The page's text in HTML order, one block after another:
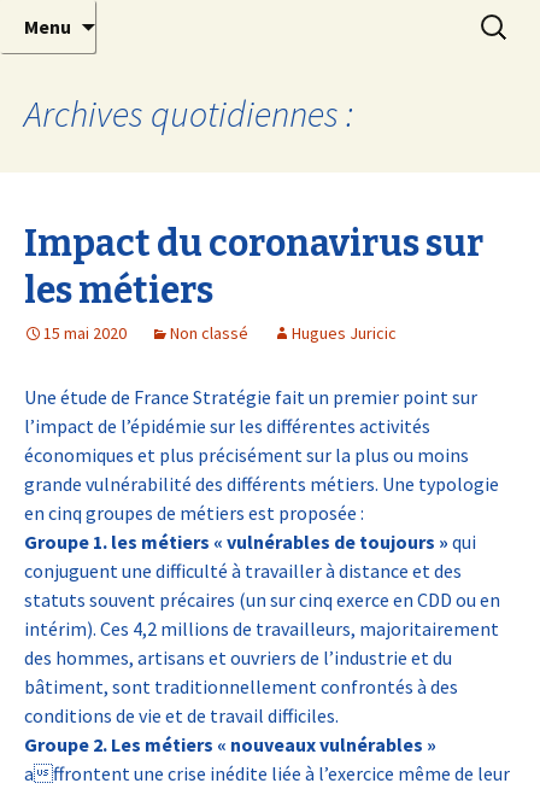
Pollen Conseil
Etudes, prospectives, évaluations et aide à la
décision
Menu
principal
Archives quotidiennes :
Impact du coronavirus sur
les métiers
15 mai 2020 Non classé Hugues Juricic
Une étude de France Stratégie fait un premier point sur
l’impact de l’épidémie sur les différentes activités
économiques et plus précisément sur la plus ou moins
grande vulnérabilité des différents métiers. Une typologie
en cinq groupes de métiers est proposée :
Groupe 1. les métiers « vulnérables de toujours » qui
conjuguent une difficulté à travailler à distance et des
statuts souvent précaires (un sur cinq exerce en CDD ou en
intérim). Ces 4,2 millions de travailleurs, majoritairement
des hommes, artisans et ouvriers de l’industrie et du
bâtiment, sont traditionnellement confrontés à des
conditions de vie et de travail difficiles.
Groupe 2. Les métiers « nouveaux vulnérables »
affrontent une crise inédite liée à l’exercice même de leur